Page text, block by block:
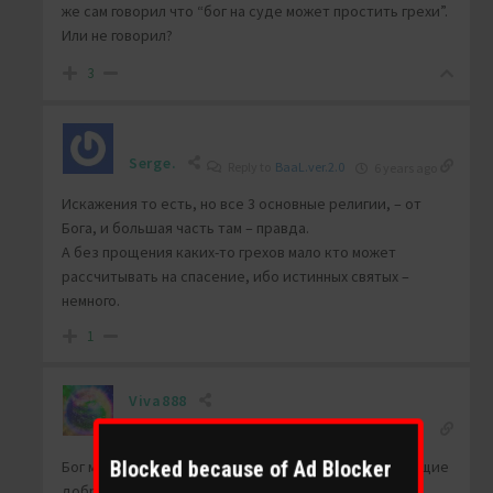
Blocked because of Ad Blocker
же сам говорил что “бог на суде может простить грехи”.
Или не говорил?
3
Serge. BaaL.ver.2.0
Искажения то есть, но все 3 основные религии, – от
Бога, и большая часть там – правда.
А без прощения каких-то грехов мало кто может
рассчитывать на спасение, ибо истинных святых –
немного.
1
Viva888
Reply toBaaL.ver.2.0
Бог может простить грехи, если есть перевешивающие